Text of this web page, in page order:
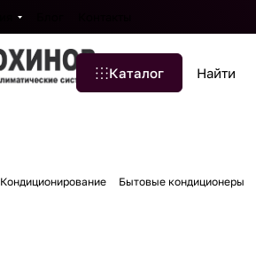
Каталог
Кондиционирование Бытовые кондиционеры